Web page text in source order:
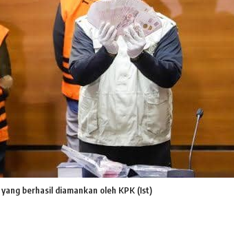
berhasil diamankan oleh KPK (Ist)